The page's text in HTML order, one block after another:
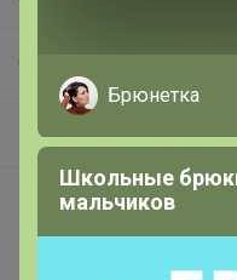
LEMMO - деревянный
Покупают
Брюнетка
Школьные
мальчиков